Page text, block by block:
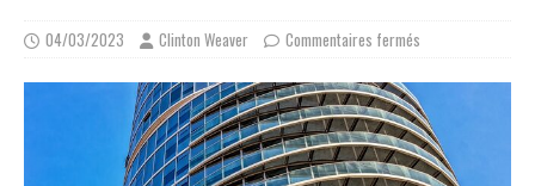
04/03/2023 Clinton Weaver Commentaires fermés